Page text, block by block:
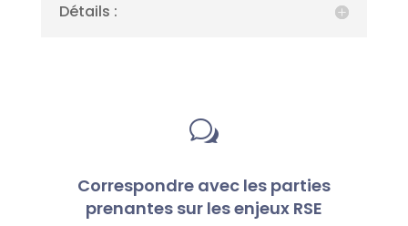
Détails :
w
Correspondre avec les parties
prenantes sur les enjeux RSE